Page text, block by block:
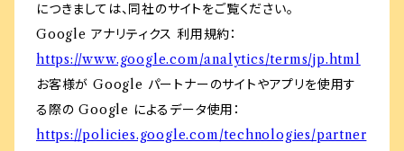
につきましては、同社のサイトをご覧ください。
Google アナリティクス 利用規約：
https://www.google.com/analytics/terms/jp.html
お客様が Google パートナーのサイトやアプリを使用す
る際の Google によるデータ使用：
https://policies.google.com/technologies/partner